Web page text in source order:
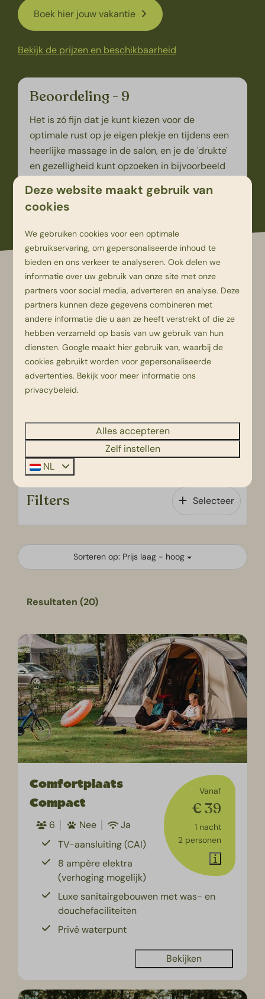
Boek hier jouw vakantie
Bekijk de prijzen en beschikbaarheid
Beoordeling - 9
Het is zó fijn dat je kunt kiezen voor de
optimale rust op je eigen plekje en tijdens een
heerlijke massage in de salon, en je de 'drukte'
en gezelligheid kunt opzoeken in bijvoorbeeld
Ontdek alle verblijfsmogelijkheden:
Zoekopdracht
Filters Selecteer
Sorteren op: Prijs laag - hoog
Resultaten (20)
Vanaf
€ 39
1 nacht
2 personen
Comfortplaats
Compact
6 Nee
Ja
TV-aansluiting (CAI)
8 ampère elektra
(verhoging mogelijk)
Luxe sanitairgebouwen met was- en
douchefaciliteiten
Privé waterpunt
Bekijken
Deze website maakt gebruik van
cookies
We gebruiken cookies voor een optimale
gebruikservaring, om gepersonaliseerde inhoud te
bieden en ons verkeer te analyseren. Ook delen we
informatie over uw gebruik van onze site met onze
partners voor social media, adverteren en analyse. Deze
partners kunnen deze gegevens combineren met
andere informatie die u aan ze heeft verstrekt of die ze
hebben verzameld op basis van uw gebruik van hun
diensten.Google maakt hier gebruik van, waarbij de
cookies gebruikt worden voor gepersonaliseerde
advertenties. Bekijk voor meer informatie ons
privacybeleid.
Alles accepteren
Zelf instellen
NL